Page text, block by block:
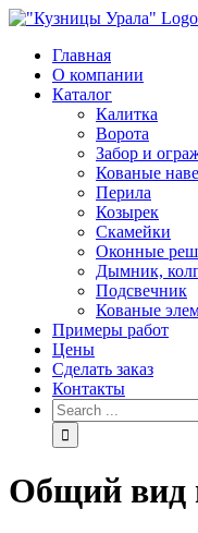
Skip
contentГлавная
О компании
Каталог
Калитка
Ворота
Забор и
Кованые
Перила
Козырек
Скамейки
Оконные
Дымник,
Подсвечник
Кованые
Примеры работ
Цены
Сделать заказ
Контакты
Search
for:
Общий вид